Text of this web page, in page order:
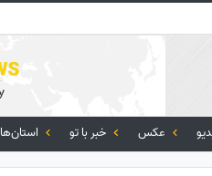
عکس خبر با تو استان‌ها